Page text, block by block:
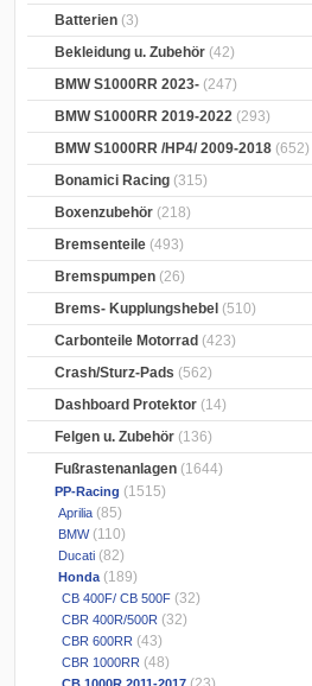
Batterien (3)
Bekleidung u. Zubehör (42)
BMW S1000RR 2023- (247)
BMW S1000RR 2019-2022 (293)
BMW S1000RR /HP4/ 2009-2018 (652)
Bonamici Racing (315)
Boxenzubehör (218)
Bremsenteile (493)
Bremspumpen (26)
Brems- Kupplungshebel (510)
Carbonteile Motorrad (423)
Crash/Sturz-Pads (562)
Dashboard Protektor (14)
Felgen u. Zubehör (136)
Fußrastenanlagen (1644)
PP-Racing (1515)
Aprilia (85)
BMW(110)
Ducati (82)
Honda(189)
CB 400F/ CB 500F (32)
CBR 400R/500R (32)
CBR 600RR (43)
CBR 1000RR (48)